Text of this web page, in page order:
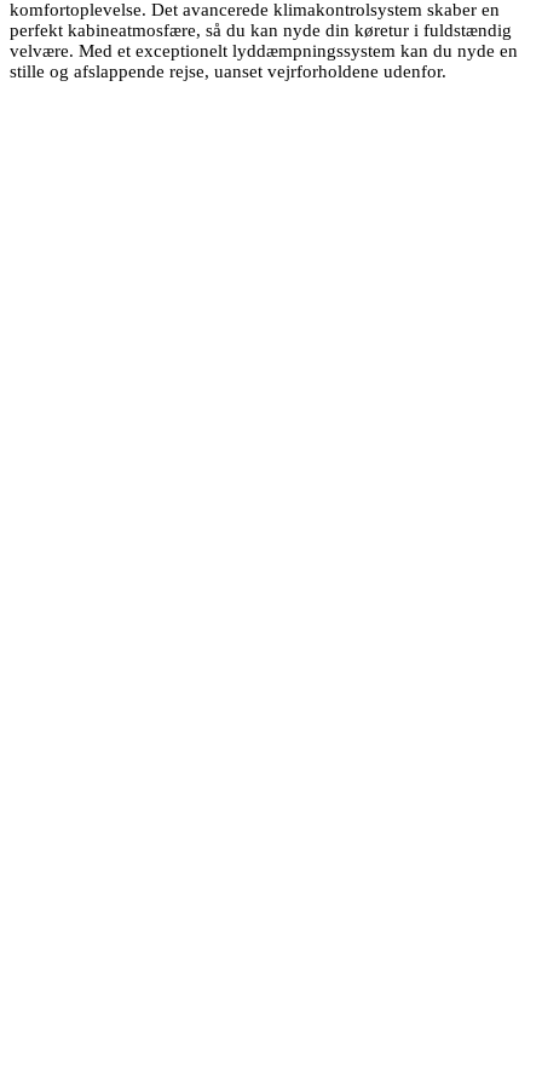
komfortoplevelse. Det avancerede klimakontrolsystem skaber en
perfekt kabineatmosfære, så du kan nyde din køretur i fuldstændig
velvære. Med et exceptionelt lyddæmpningssystem kan du nyde en
stille og afslappende rejse, uanset vejrforholdene udenfor.